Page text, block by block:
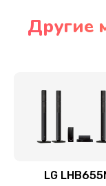
Ремонт /
Другие
LG